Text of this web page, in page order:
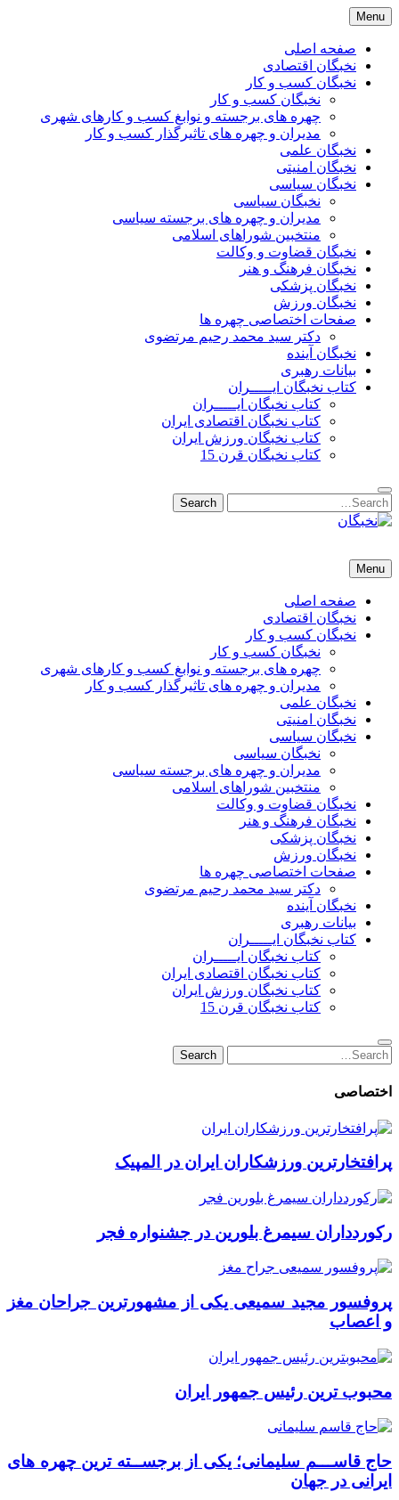
Skip
to
content
Menu
صفحه اصلی
نخبگان اقتصادی
نخبگان کسب و کار
نخبگان کسب و کار
چهره های برجسته و نوابغ کسب و کارهای شهری
مدیران و چهره های تاثیرگذار کسب و کار
نخبگان علمی
نخبگان امنیتی
نخبگان سیاسی
نخبگان سیاسی
مدیران و چهره های برجسته سیاسی
منتخبین شوراهای اسلامی
نخبگان قضاوت و وکالت
نخبگان فرهنگ و هنر
نخبگان پزشکی
نخبگان ورزش
صفحات اختصاصی چهره ها
دکتر سید محمد رحیم مرتضوی
نخبگان آینده
بیانات رهبری
کتاب نخبگان ایـــــران
کتاب نخبگان ایـــــران
کتاب نخبگان اقتصادی ایران
کتاب نخبگان ورزش ایران
کتاب نخبگان قرن 15
Search
for:
Search
نخبگان تایمز/ کتاب نخبگان + پورتال رسمی کتاب نخبگان ایران –
ورزش ایران – کتاب نخبگان کسب و کار ایران – کتاب نخبگان ایران
Menu
صفحه اصلی
نخبگان اقتصادی
نخبگان کسب و کار
نخبگان کسب و کار
چهره های برجسته و نوابغ کسب و کارهای شهری
مدیران و چهره های تاثیرگذار کسب و کار
نخبگان علمی
نخبگان امنیتی
نخبگان سیاسی
نخبگان سیاسی
مدیران و چهره های برجسته سیاسی
منتخبین شوراهای اسلامی
نخبگان قضاوت و وکالت
نخبگان فرهنگ و هنر
نخبگان پزشکی
نخبگان ورزش
صفحات اختصاصی چهره ها
دکتر سید محمد رحیم مرتضوی
نخبگان آینده
بیانات رهبری
کتاب نخبگان ایـــــران
کتاب نخبگان ایـــــران
کتاب نخبگان اقتصادی ایران
کتاب نخبگان ورزش ایران
کتاب نخبگان قرن 15
Search
for:
Search
اختصاصی
پرافتخارترین ورزشکاران ایران در المپیک
رکوردداران سیمرغ بلورین در جشنواره فجر
پروفسور مجید سمیعی یکی از مشهورترین جراحان مغز
و اعصاب
محبوب ترین رئیس جمهور ایران
حاج قاســـم سلیمانی؛ یکی از برجســته ترین چهره های
ایرانی در جهان